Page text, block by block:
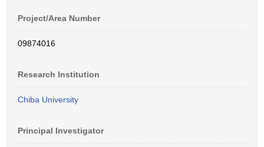
Project/Area Number
09874016
Research Institution
Chiba University
Principal Investigator